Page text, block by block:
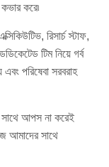
করে৷
রিসার্চ স্টাফ,
টিম নিয়ে গর্ব
পরিষেবা সরবরাহ
সাথে আপস না করেই
আমাদের সাথে